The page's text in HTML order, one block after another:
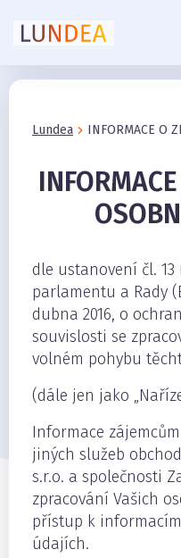
Lundea INFORMACE O
dle ustanovení čl.
parlamentu a Rady
dubna 2016, o
souvislosti se
volném pohybu
(dále jen jako
Informace
jiných služeb
s.r.o. a společnosti
zpracování Vašich
přístup k
údajích.